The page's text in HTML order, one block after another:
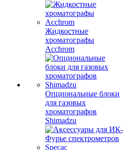
Жидкостные
хроматографы
Acchrom
Опциональные блоки
для газовых
хроматографов
Shimadzu